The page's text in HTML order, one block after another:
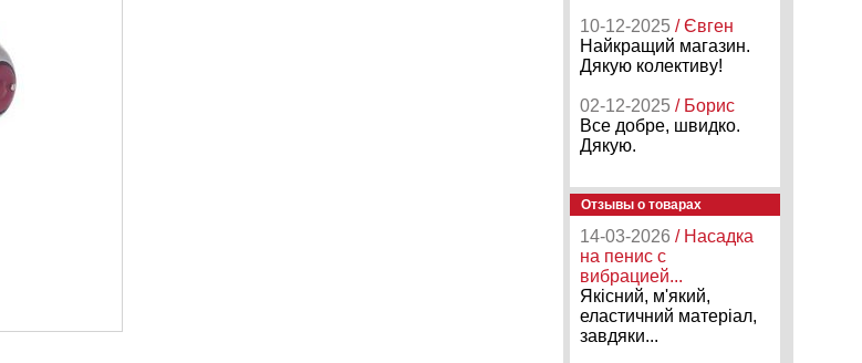
10-12-2025 / Євген
Найкращий магазин.
Дякую колективу!
02-12-2025 / Борис
Все добре, швидко.
Дякую.
Отзывы о товарах
14-03-2026 / Насадка
на пенис с
вибрацией...
Якісний, м'який,
еластичний матеріал,
завдяки...